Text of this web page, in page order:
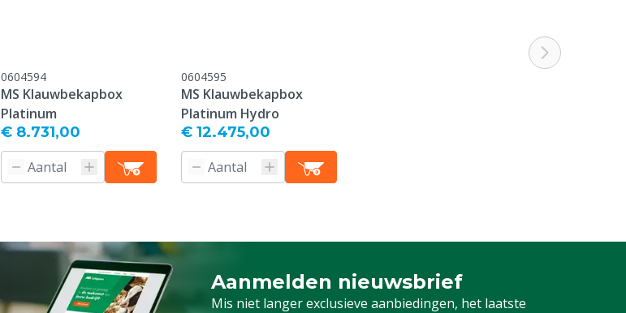
0604594
MS Klauwbekapbox
Platinum
€ 8.731,00
0604595
MS Klauwbekapbox
Platinum Hydro
€ 12.475,00
Aanmelden nieuwsbrief
Mis niet langer exclusieve aanbiedingen, het laatste
Schrijf je in voor onze nieuwsbrief